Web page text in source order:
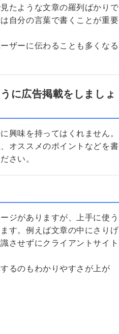
たような文章の羅列ばかりで
自分の言葉で書くことが重要
ザーに伝わることも多くなる
に広告掲載をしましょ
興味を持ってはくれません。
オススメのポイントなどを書
さい。
ジがありますが、上手に使う
す。例えば文章の中にさりげ
させずにクライアントサイト
るのもわかりやすさが上が